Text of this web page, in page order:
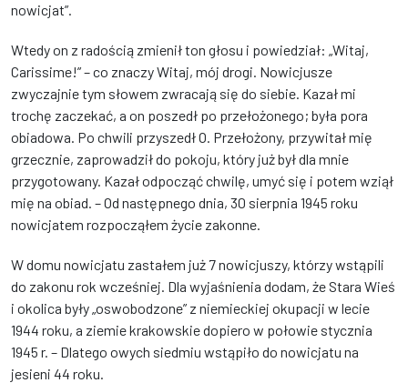
nowicjat”.
Wtedy on z radością zmienił ton głosu i powiedział: „Witaj,
Carissime!” – co znaczy Witaj, mój drogi. Nowicjusze
zwyczajnie tym słowem zwracają się do siebie. Kazał mi
trochę zaczekać, a on poszedł po przełożonego; była pora
obiadowa. Po chwili przyszedł O. Przełożony, przywitał mię
grzecznie, zaprowadził do pokoju, który już był dla mnie
przygotowany. Kazał odpocząć chwilę, umyć się i potem wziął
mię na obiad. – Od następnego dnia, 30 sierpnia 1945 roku
nowicjatem rozpocząłem życie zakonne.
W domu nowicjatu zastałem już 7 nowicjuszy, którzy wstąpili
do zakonu rok wcześniej. Dla wyjaśnienia dodam, że Stara Wieś
i okolica były „oswobodzone” z niemieckiej okupacji w lecie
1944 roku, a ziemie krakowskie dopiero w połowie stycznia
1945 r. – Dlatego owych siedmiu wstąpiło do nowicjatu na
jesieni 44 roku.